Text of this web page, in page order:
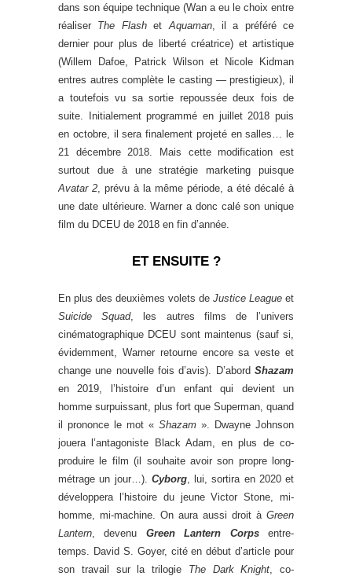
dans son équipe technique (Wan a eu le choix entre
réaliser The Flashet Aquaman, il a préféré ce
dernier pour plus de liberté créatrice) et artistique
(Willem Dafoe, Patrick Wilson et Nicole Kidman
entres autres complète le casting — prestigieux), il
a toutefois vu sa sortie repoussée deux fois de
suite. Initialement programmé en juillet 2018 puis
en octobre, il sera finalement projeté en salles… le
21 décembre 2018. Mais cette modification est
surtout due à une stratégie marketing puisque
Avatar 2 , prévu à la même période, a été décalé à
une date ultérieure. Warner a donc calé son unique
film du DCEU de 2018 en fin d’année.
ET ENSUITE ?
En plus des deuxièmes volets de Justice League et
Suicide Squad, les autres films de l’univers
cinématographique DCEU sont maintenus (sauf si,
évidemment, Warner retourne encore sa veste et
change une nouvelle fois d’avis). D’abord Shazam
en 2019, l’histoire d’un enfant qui devient un
homme surpuissant, plus fort que Superman, quand
il prononce le mot « Shazam ». Dwayne Johnson
jouera l’antagoniste Black Adam, en plus de co-
produire le film (il souhaite avoir son propre long-
métrage un jour…). Cyborg, lui, sortira en 2020 et
développera l’histoire du jeune Victor Stone, mi-
homme, mi-machine. On aura aussi droit à Green
Lantern , devenu Green Lantern Corpsentre-
temps. David S. Goyer, cité en début d’article pour
son travail sur la trilogie The Dark Knight , co-